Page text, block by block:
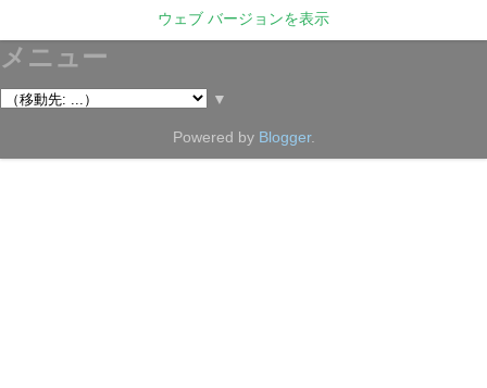
ウェブ バージョンを表示
メニュー
▼
Powered by Blogger.